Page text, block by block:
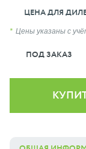
ЦЕНА ДЛЯ
Цены указаны с
ПОД ЗАКАЗ